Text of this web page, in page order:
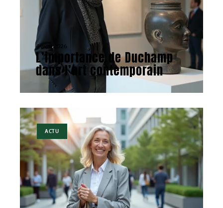
4 avril 2026
L’importance de Duchamp
dans l’art contemporain
ACTU